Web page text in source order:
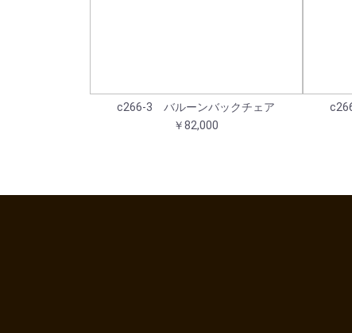
c266-3 バルーンバックチェア
￥82,000